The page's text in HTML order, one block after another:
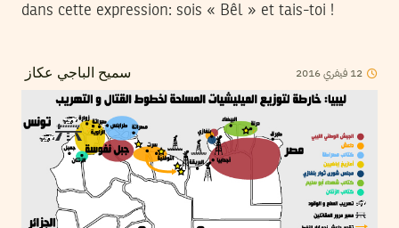
dans cette expression: sois « Bêl » et tais-toi !
سميح الباجي عكاز 12 فيفري2016